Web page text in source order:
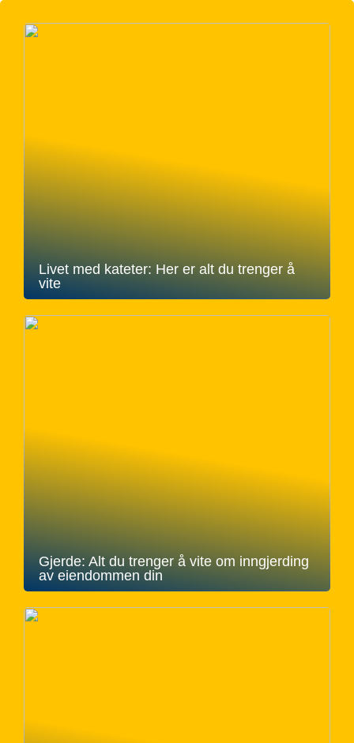
Livet med kateter: Her er alt du trenger å
vite
Gjerde: Alt du trenger å vite om inngjerding
av eiendommen din